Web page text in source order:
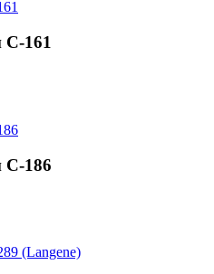
С-161
С-186